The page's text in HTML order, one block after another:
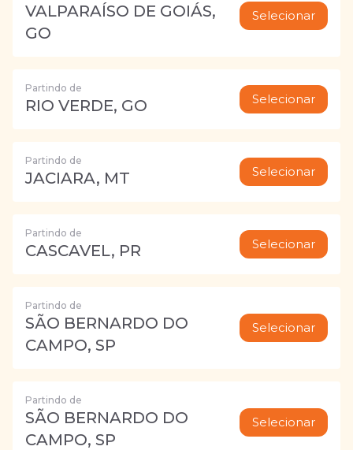
VALPARAÍSO DE GOIÁS,
GO
Selecionar
Partindo de
RIO VERDE, GO Selecionar
Partindo de
JACIARA, MT Selecionar
Partindo de
CASCAVEL, PR Selecionar
Partindo de
SÃO BERNARDO DO
CAMPO, SP
Selecionar
Partindo de
SÃO BERNARDO DO
CAMPO, SP
Selecionar